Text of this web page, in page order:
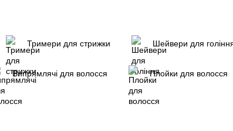
Тримери для стрижки Шейвери для
Випрямлячі для волосся Плойки для волосся